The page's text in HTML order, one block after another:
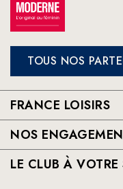
TOUS NOS
FRANCE LOISIRS
NOS
LE CLUB À VOTRE